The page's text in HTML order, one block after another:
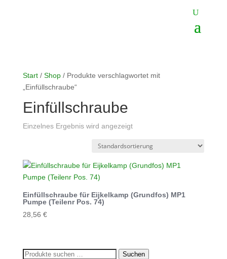
Start/ Shop/ Produkte verschlagwortet mit
„Einfüllschraube“
Einfüllschraube
Einzelnes Ergebnis wird angezeigt
Einfüllschraube für Eijkelkamp (Grundfos) MP1
Pumpe (Teilenr Pos. 74)
28,56 €
Suchen
Suchen